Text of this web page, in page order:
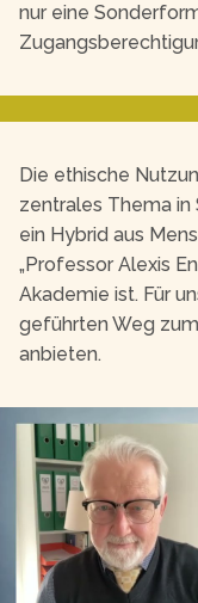
nur eine
Die ethische
zentrales Thema in
ein Hybrid aus
„Professor Alexis
Akademie ist. Für
geführten Weg
anbieten.